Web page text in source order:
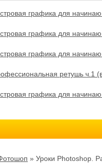
графика для
графика для
графика для
ретушь ч.1
графика для
» Уроки Photoshop.